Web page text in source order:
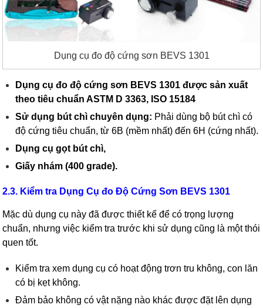
Dụng cụ đo độ cứng sơn BEVS 1301
Dụng cụ đo độ cứng sơn BEVS 1301 được sản xuất
theo tiêu chuẩn ASTM D 3363, ISO 15184
Sử dụng bút chì chuyên dụng: Phải dùng bộ bút chì có
độ cứng tiêu chuẩn, từ 6B (mềm nhất) đến 6H (cứng nhất).
Dụng cụ gọt bút chì,
Giấy nhám (400 grade).
2.3. Kiểm tra Dụng Cụ đo Độ Cứng Sơn BEVS 1301
Mặc dù dụng cụ này đã được thiết kế để có trọng lượng
chuẩn, nhưng việc kiểm tra trước khi sử dụng cũng là một thói
quen tốt.
Kiểm tra xem dụng cụ có hoạt động trơn tru không, con lăn
có bị kẹt không.
Đảm bảo không có vật nặng nào khác được đặt lên dụng